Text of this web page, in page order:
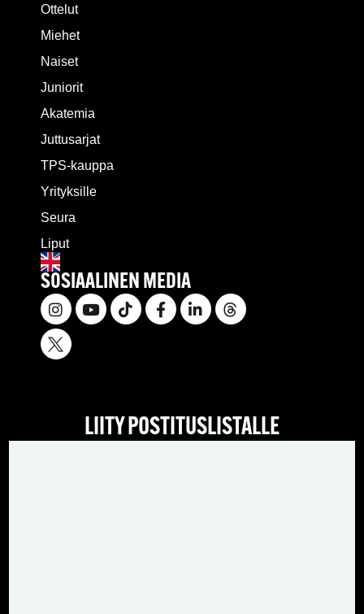
Ottelut
Miehet
Naiset
Juniorit
Akatemia
Juttusarjat
TPS-kauppa
Yrityksille
Seura
Liput
SOSIAALINEN MEDIA
LIITY POSTITUSLISTALLE